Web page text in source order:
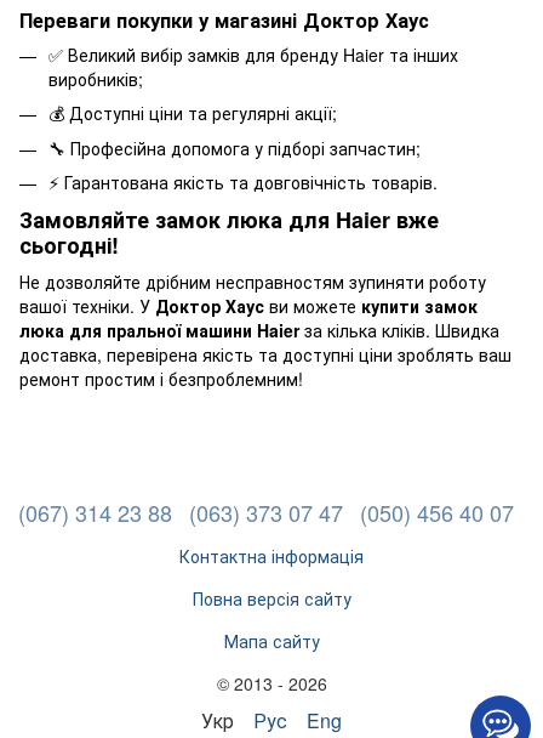
Переваги покупки у магазині Доктор Хаус
✅ Великий вибір замків для бренду Haier та інших
виробників;
💰 Доступні ціни та регулярні акції;
🔧 Професійна допомога у підборі запчастин;
⚡ Гарантована якість та довговічність товарів.
Замовляйте замок люка для Haier вже
сьогодні!
Не дозволяйте дрібним несправностям зупиняти роботу
вашої техніки. У Доктор Хаус ви можете купити замок
люка для пральної машини Haierза кілька кліків. Швидка
доставка, перевірена якість та доступні ціни зроблять ваш
ремонт простим і безпроблемним!
(067) 314 23 88 (063) 373 07 47 (050) 456 40 07
Контактна інформація
Повна версія сайту
Мапа сайту
© 2013 - 2026
Укр Рус Eng